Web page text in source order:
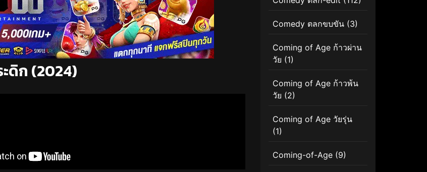
ดิก (2024)
Comedy ตลกขบขัน (3)
Coming of Age ก้าวผ่าน
วัย (1)
Coming of Age ก้าวพ้น
วัย (2)
Coming of Age วัยรุ่น
(1)
Coming-of-Age (9)